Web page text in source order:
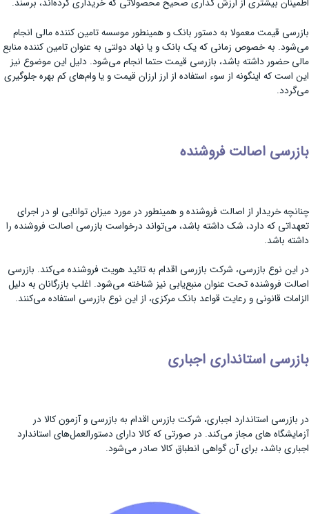
اطمینان بیشتری از ارزش گذاری صحیح محصولاتی که خریداری کرده‌اند، برسند.
بازرسی قیمت معمولا به دستور بانک و همینطور موسسه تامین کننده مالی انجام
می‌شود. به خصوص زمانی که یک بانک و یا نهاد دولتی به عنوان تامین کننده منابع
مالی حضور داشته باشد، بازرسی قیمت حتما انجام می‌شود. دلیل این موضوع نیز
این است که اینگونه از سوء استفاده از ارز ارزان قیمت و یا وام‌های کم بهره جلوگیری
می‌گردد.
بازرسی اصالت فروشنده
چنانچه خریدار از اصالت فروشنده و همینطور در مورد میزان توانایی او در اجرای
تعهداتی که دارد، شک داشته باشد، می‌تواند درخواست بازرسی اصالت فروشنده را
داشته باشد.
در این نوع بازرسی، شرکت بازرسی اقدام به تائید هویت فروشنده می‌کند. بازرسی
اصالت فروشنده تحت عنوان منبع‌یابی نیز شناخته می‌شود. اغلب بازرگانان به دلیل
الزامات قانونی و رعایت قواعد بانک مرکزی، از این نوع بازرسی استفاده می‌کنند.
بازرسی استانداری اجباری
در بازرسی استاندارد اجباری، شرکت بازرس اقدام به بازرسی و آزمون کالا در
آزمایشگاه‌ های مجاز می‌کند. در صورتی که کالا دارای دستورالعمل‌های استاندارد
اجباری باشد، برای آن گواهی انطباق کالا صادر می‌شود.